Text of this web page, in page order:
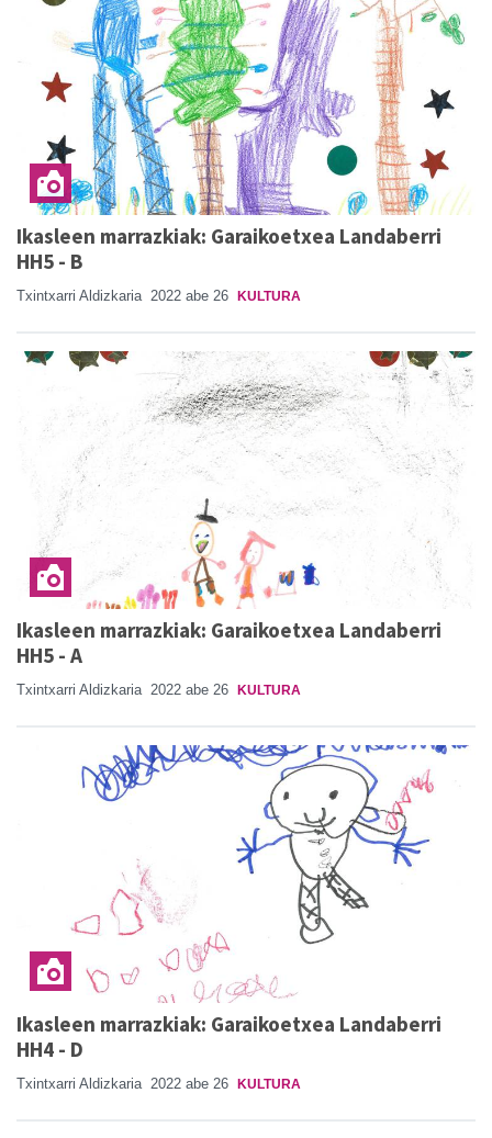
Ikasleen marrazkiak: Garaikoetxea Landaberri
HH5 - B
Txintxarri Aldizkaria 2022 abe 26 KULTURA
Ikasleen marrazkiak: Garaikoetxea Landaberri
HH5 - A
Txintxarri Aldizkaria 2022 abe 26 KULTURA
Ikasleen marrazkiak: Garaikoetxea Landaberri
HH4 - D
Txintxarri Aldizkaria 2022 abe 26 KULTURA